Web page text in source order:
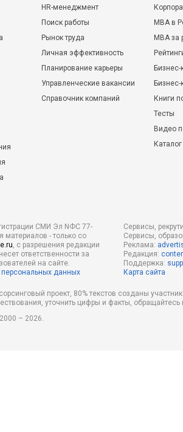
HR-менеджмент
Поиск работы
Рынок труда
Личная эффективность
Планирование карьеры
Управленческие вакансии
Справочник компаний
MBA в
MBA
Бизнес-
Книги
Тесты
Видео
СМИ Эл NФС 77-
материалов - только со
, с разрешения редакции
ответственности за
на сайте.
персональных данных
Сервисы,
Сервисы,
Реклама:
Редакция:
Поддержка:
Карта сайта
проект, 80% текстов созданы
уточнить цифры и факты,
– 2026.